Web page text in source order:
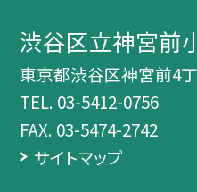
渋谷区立神宮前
東京都渋谷区神宮前4
TEL. 03-5412-0756
FAX. 03-5474-2742
サイトマップ